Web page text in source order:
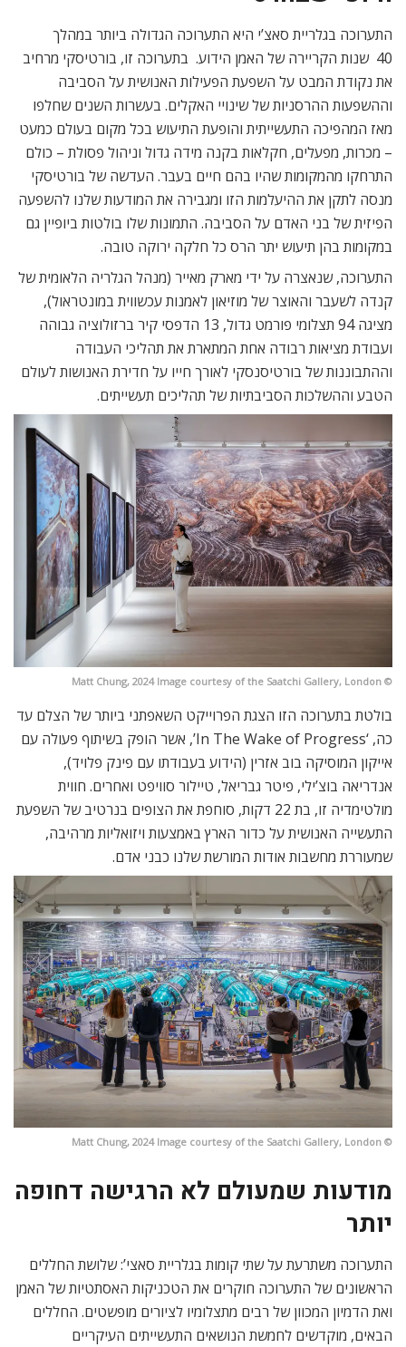
התערוכה בגלריית סאצ’י היא התערוכה הגדולה ביותר במהלך
40 שנות הקריירה של האמן הידוע. בתערוכה זו, בורטיסקי מרחיב
את נקודת המבט על השפעת הפעילות האנושית על הסביבה
וההשפעות ההרסניות של שינויי האקלים. בעשרות השנים שחלפו
מאז המהפיכה התעשייתית והופעת התיעוש בכל מקום בעולם כמעט
– מכרות, מפעלים, חקלאות בקנה מידה גדול וניהול פסולת – כולם
התרחקו מהמקומות שהיו בהם חיים בעבר. העדשה של בורטיסקי
מנסה לתקן את ההיעלמות הזו ומגבירה את המודעות שלנו להשפעה
הפיזית של בני האדם על הסביבה. התמונות שלו בולטות ביופיין גם
במקומות בהן תיעוש יתר הרס כל חלקה ירוקה טובה.
התערוכה, שנאצרה על ידי מארק מאייר (מנהל הגלריה הלאומית של
קנדה לשעבר והאוצר של מוזיאון לאמנות עכשווית במונטראול),
מציגה 94 תצלומי פורמט גדול, 13 הדפסי קיר ברזולוציה גבוהה
ועבודת מציאות רבודה אחת המתארת את תהליכי העבודה
וההתבוננות של בורטיסנסקי לאורך חייו על חדירת האנושות לעולם
הטבע וההשלכות הסביבתיות של תהליכים תעשייתים.
© Matt Chung, 2024 Image courtesy of the Saatchi Gallery, London
בולטת בתערוכה הזו הצגת הפרוייקט השאפתני ביותר של הצלם עד
כה, ‘In The Wake of Progress’, אשר הופק בשיתוף פעולה עם
אייקון המוסיקה בוב אזרין (הידוע בעבודתו עם פינק פלויד),
אנדריאה בוצ’ילי, פיטר גבריאל, טיילור סוויפט ואחרים. חווית
מולטימדיה זו, בת 22 דקות, סוחפת את הצופים בנרטיב של השפעת
התעשייה האנושית על כדור הארץ באמצעות ויזואליות מרהיבה,
שמעוררת מחשבות אודות המורשת שלנו כבני אדם.
© Matt Chung, 2024 Image courtesy of the Saatchi Gallery, London
מודעות שמעולם לא הרגישה דחופה
יותר
התערוכה משתרעת על שתי קומות בגלריית סאצי’: שלושת החללים
הראשונים של התערוכה חוקרים את הטכניקות האסתטיות של האמן
ואת הדמיון המכוון של רבים מתצלומיו לציורים מופשטים. החללים
הבאים, מוקדשים לחמשת הנושאים התעשייתים העיקריים